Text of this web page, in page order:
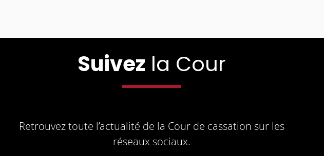
Suivez la Cour
Retrouvez toute l’actualité de la Cour de cassation sur les
réseaux sociaux.